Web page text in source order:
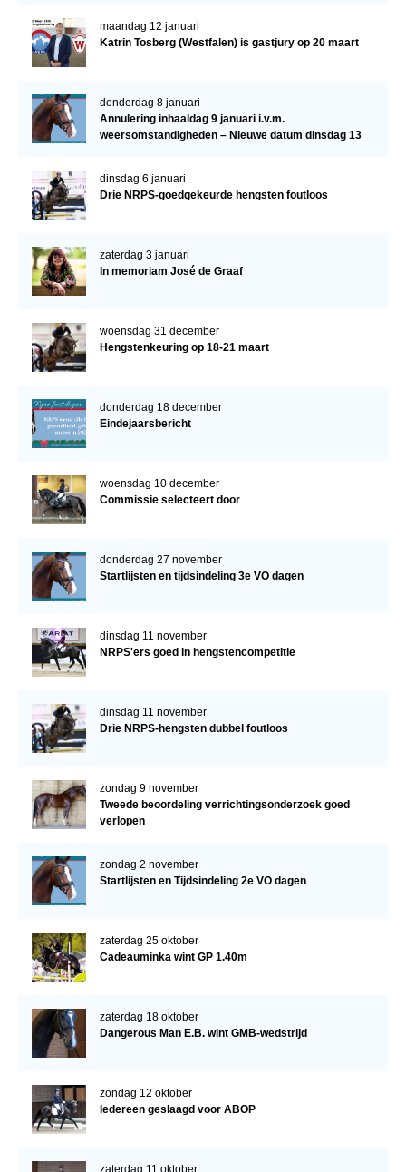
maandag 12 januari
Katrin Tosberg (Westfalen) is gastjury op 20 maart
donderdag 8 januari
Annulering inhaaldag 9 januari i.v.m.
weersomstandigheden – Nieuwe datum dinsdag 13
dinsdag 6 januari
Drie NRPS-goedgekeurde hengsten foutloos
zaterdag 3 januari
In memoriam José de Graaf
woensdag 31 december
Hengstenkeuring op 18-21 maart
donderdag 18 december
Eindejaarsbericht
woensdag 10 december
Commissie selecteert door
donderdag 27 november
Startlijsten en tijdsindeling 3e VO dagen
dinsdag 11 november
NRPS'ers goed in hengstencompetitie
dinsdag 11 november
Drie NRPS-hengsten dubbel foutloos
zondag 9 november
Tweede beoordeling verrichtingsonderzoek goed
verlopen
zondag 2 november
Startlijsten en Tijdsindeling 2e VO dagen
zaterdag 25 oktober
Cadeauminka wint GP 1.40m
zaterdag 18 oktober
Dangerous Man E.B. wint GMB-wedstrijd
zondag 12 oktober
Iedereen geslaagd voor ABOP
zaterdag 11 oktober